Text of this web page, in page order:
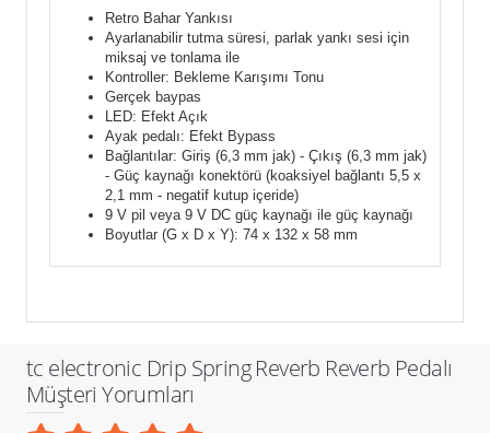
Retro Bahar Yankısı
Ayarlanabilir tutma süresi, parlak yankı sesi için
miksaj ve tonlama ile
Kontroller: Bekleme Karışımı Tonu
Gerçek baypas
LED: Efekt Açık
Ayak pedalı: Efekt Bypass
Bağlantılar: Giriş (6,3 mm jak) - Çıkış (6,3 mm jak)
- Güç kaynağı konektörü (koaksiyel bağlantı 5,5 x
2,1 mm - negatif kutup içeride)
9 V pil veya 9 V DC güç kaynağı ile güç kaynağı
Boyutlar (G x D x Y): 74 x 132 x 58 mm
tc electronic Drip Spring Reverb Reverb Pedalı
Müşteri Yorumları